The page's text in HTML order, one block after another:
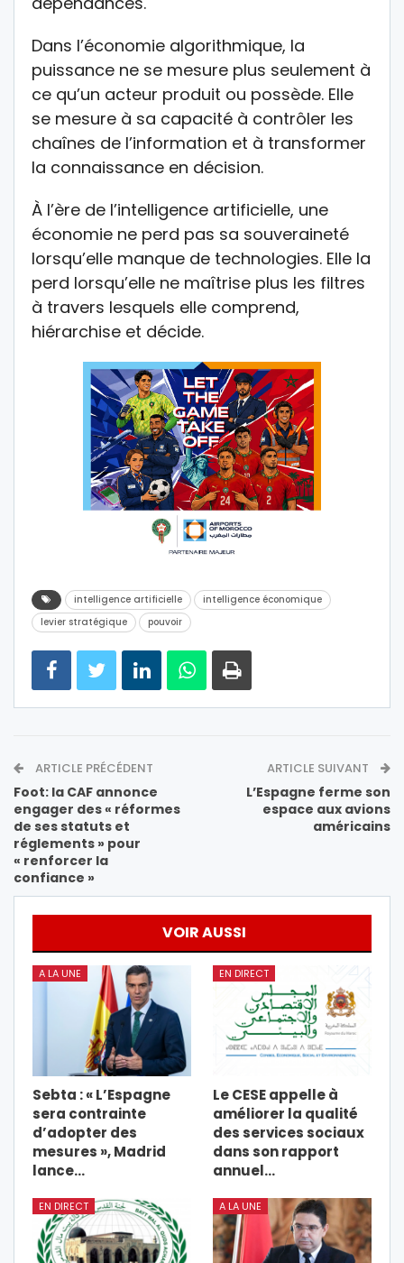
Dans l’économie algorithmique, la
puissance ne se mesure plus seulement à
ce qu’un acteur produit ou possède. Elle
se mesure à sa capacité à contrôler les
chaînes de l’information et à transformer
la connaissance en décision.
À l’ère de l’intelligence artificielle, une
économie ne perd pas sa souveraineté
lorsqu’elle manque de technologies. Elle la
perd lorsqu’elle ne maîtrise plus les filtres
à travers lesquels elle comprend,
hiérarchise et décide.
intelligence artificielle
intelligence économique
levier stratégique
pouvoir
ARTICLE PRÉCÉDENT
Foot: la CAF annonce
engager des « réformes
de ses statuts et
réglements » pour
« renforcer la
confiance »
ARTICLE SUIVANT
L’Espagne ferme son
espace aux avions
américains
VOIR AUSSI
A LA UNE
Sebta : « L’Espagne
sera contrainte
d’adopter des
mesures », Madrid
lance…
EN DIRECT
Le CESE appelle à
améliorer la qualité
des services sociaux
dans son rapport
annuel…
EN DIRECT A LA UNE